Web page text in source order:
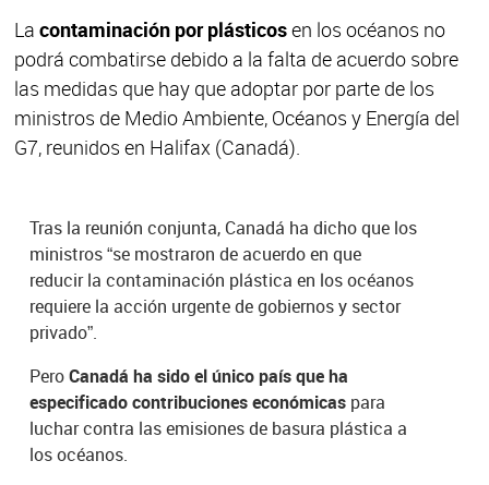
La contaminación por plásticosen los océanos no
podrá combatirse debido a la falta de acuerdo sobre
las medidas que hay que adoptar por parte de los
ministros de Medio Ambiente, Océanos y Energía del
G7, reunidos en Halifax (Canadá).
Tras la reunión conjunta, Canadá ha dicho que los
ministros “se mostraron de acuerdo en que
reducir la contaminación plástica en los océanos
requiere la acción urgente de gobiernos y sector
privado”.
PeroCanadá ha sido el único país que ha
especificado contribuciones económicas para
luchar contra las emisiones de basura plástica a
los océanos.